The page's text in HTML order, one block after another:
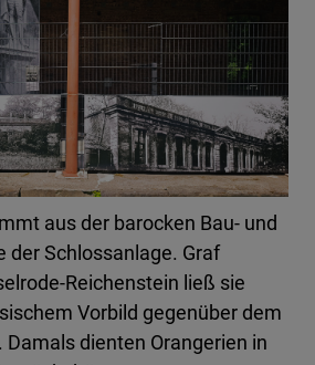
aus der barocken Bau- und
der Schlossanlage. Graf
Reichenstein ließ sie
Vorbild gegenüber dem
dienten Orangerien in